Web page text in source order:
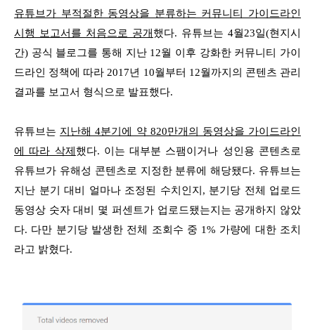
유튜브가 부적절한 동영상을 분류하는 커뮤니티 가이드라인
시행 보고서를 처음으로 공개 했다. 유튜브는 4월23일(현지시
간) 공식 블로그를 통해 지난 12월 이후 강화한 커뮤니티 가이
드라인 정책에 따라 2017년 10월부터 12월까지의 콘텐츠 관리
결과를 보고서 형식으로 발표했다.
유튜브는 지난해 4분기에 약 820만개의 동영상을 가이드라인
에 따라 삭제 했다. 이는 대부분 스팸이거나 성인용 콘텐츠로
유튜브가 유해성 콘텐츠로 지정한 분류에 해당됐다. 유튜브는
지난 분기 대비 얼마나 조정된 수치인지, 분기당 전체 업로드
동영상 숫자 대비 몇 퍼센트가 업로드됐는지는 공개하지 않았
다. 다만 분기당 발생한 전체 조회수 중 1% 가량에 대한 조치
라고 밝혔다.